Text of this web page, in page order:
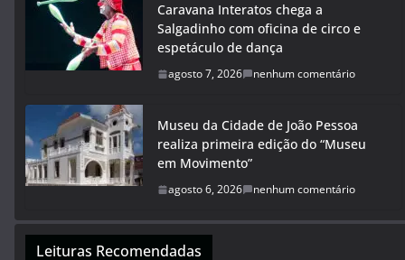
Caravana Interatos chega a
Salgadinho com oficina de circo e
espetáculo de dança
agosto 7, 2026 nenhum comentário
Museu da Cidade de João Pessoa
realiza primeira edição do “Museu
em Movimento”
agosto 6, 2026 nenhum comentário
Leituras Recomendadas